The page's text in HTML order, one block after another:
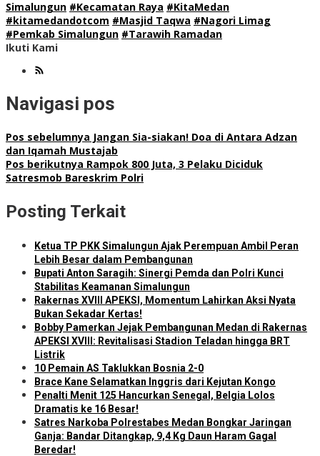
Simalungun #Kecamatan Raya #KitaMedan
#kitamedandotcom #Masjid Taqwa #Nagori Limag
#Pemkab Simalungun #Tarawih Ramadan
Ikuti Kami
Navigasi pos
Pos sebelumnya Jangan Sia-siakan! Doa di Antara Adzan
dan Iqamah Mustajab
Pos berikutnya Rampok 800 Juta, 3 Pelaku Diciduk
Satresmob Bareskrim Polri
Posting Terkait
Ketua TP PKK Simalungun Ajak Perempuan Ambil Peran
Lebih Besar dalam Pembangunan
Bupati Anton Saragih: Sinergi Pemda dan Polri Kunci
Stabilitas Keamanan Simalungun
Rakernas XVIII APEKSI, Momentum Lahirkan Aksi Nyata
Bukan Sekadar Kertas!
Bobby Pamerkan Jejak Pembangunan Medan di Rakernas
APEKSI XVIII: Revitalisasi Stadion Teladan hingga BRT
Listrik
10 Pemain AS Taklukkan Bosnia 2-0
Brace Kane Selamatkan Inggris dari Kejutan Kongo
Penalti Menit 125 Hancurkan Senegal, Belgia Lolos
Dramatis ke 16 Besar!
Satres Narkoba Polrestabes Medan Bongkar Jaringan
Ganja: Bandar Ditangkap, 9,4 Kg Daun Haram Gagal
Beredar!